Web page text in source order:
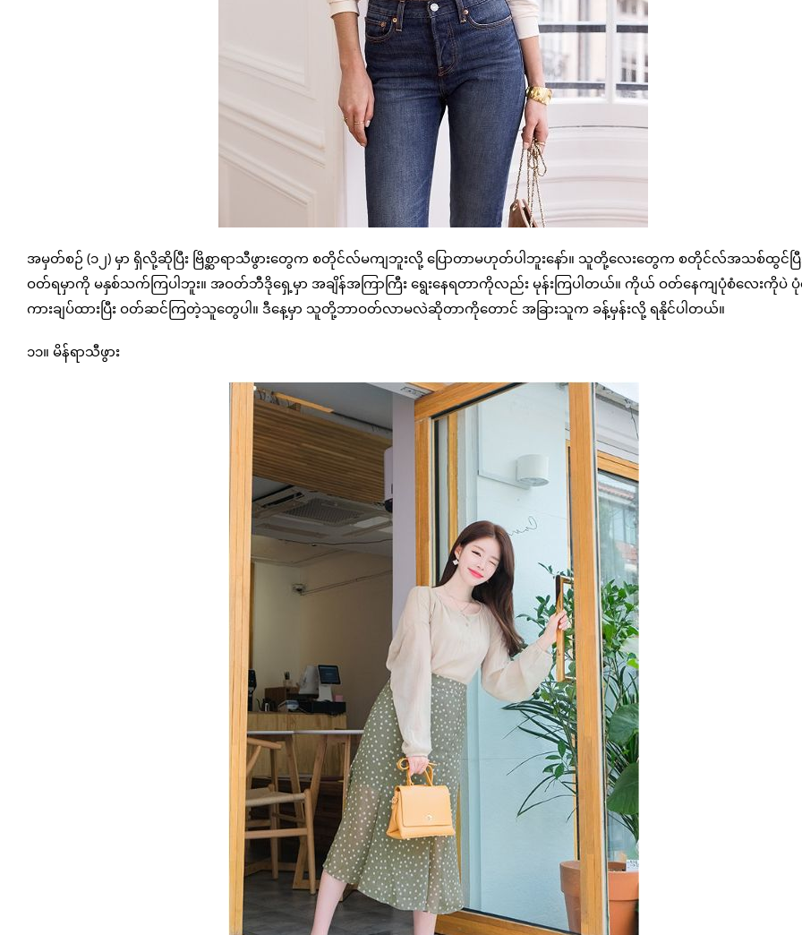
အမှတ်စဉ် (၁၂) မှာ ရှိလို့ဆိုပြီး ဗြိစ္ဆာရာသီဖွားတွေက စတိုင်လ်မကျဘူးလို့ ပြောတာမဟုတ်ပါဘူးနော်။ သူတို့လေးတွေက စတိုင်လ်အသစ်ထွင်ပြီး
ဝတ်ရမှာကို မနှစ်သက်ကြပါဘူး။ အဝတ်ဘီဒိုရှေ့မှာ အချိန်အကြာကြီး ရွေးနေရတာကိုလည်း မုန်းကြပါတယ်။ ကိုယ် ဝတ်နေကျပုံစံလေးကိုပဲ
ကားချပ်ထားပြီး ဝတ်ဆင်ကြတဲ့သူတွေပါ။ ဒီနေ့မှာ သူတို့ဘာဝတ်လာမလဲဆိုတာကိုတောင် အခြားသူက ခန့်မှန်းလို့ ရနိုင်ပါတယ်။
၁၁။ မိန်ရာသီဖွား